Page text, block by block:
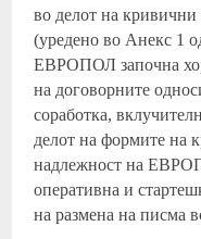
во делот на кривични
(уредено во Анекс 1
ЕВРОПОЛ започна
на договорните
соработка,
делот на формите на
надлежност на
оперативна и
на размена на писма